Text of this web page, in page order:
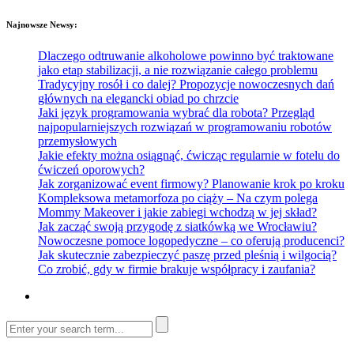
Najnowsze Newsy:
Dlaczego odtruwanie alkoholowe powinno być traktowane
jako etap stabilizacji, a nie rozwiązanie całego problemu
Tradycyjny rosół i co dalej? Propozycje nowoczesnych dań
głównych na elegancki obiad po chrzcie
Jaki język programowania wybrać dla robota? Przegląd
najpopularniejszych rozwiązań w programowaniu robotów
przemysłowych
Jakie efekty można osiągnąć, ćwicząc regularnie w fotelu do
ćwiczeń oporowych?
Jak zorganizować event firmowy? Planowanie krok po kroku
Kompleksowa metamorfoza po ciąży – Na czym polega
Mommy Makeover i jakie zabiegi wchodzą w jej skład?
Jak zacząć swoją przygodę z siatkówką we Wrocławiu?
Nowoczesne pomoce logopedyczne – co oferują producenci?
Jak skutecznie zabezpieczyć paszę przed pleśnią i wilgocią?
Co zrobić, gdy w firmie brakuje współpracy i zaufania?